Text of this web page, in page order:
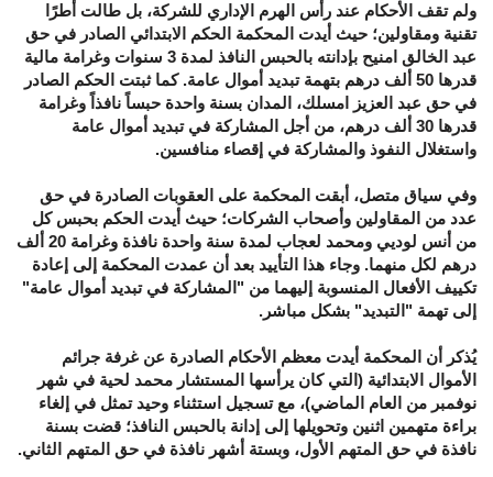
ولم تقف الأحكام عند رأس الهرم الإداري للشركة، بل طالت أطرًا
تقنية ومقاولين؛ حيث أيدت المحكمة الحكم الابتدائي الصادر في حق
عبد الخالق امنيح بإدانته بالحبس النافذ لمدة 3 سنوات وغرامة مالية
قدرها 50 ألف درهم بتهمة تبديد أموال عامة. كما ثبتت الحكم الصادر
في حق عبد العزيز امسلك، المدان بسنة واحدة حبساً نافذاً وغرامة
قدرها 30 ألف درهم، من أجل المشاركة في تبديد أموال عامة
واستغلال النفوذ والمشاركة في إقصاء منافسين.
وفي سياق متصل، أبقت المحكمة على العقوبات الصادرة في حق
عدد من المقاولين وأصحاب الشركات؛ حيث أيدت الحكم بحبس كل
من أنس لوديي ومحمد لعجاب لمدة سنة واحدة نافذة وغرامة 20 ألف
درهم لكل منهما. وجاء هذا التأييد بعد أن عمدت المحكمة إلى إعادة
تكييف الأفعال المنسوبة إليهما من "المشاركة في تبديد أموال عامة"
إلى تهمة "التبديد" بشكل مباشر.
يُذكر أن المحكمة أيدت معظم الأحكام الصادرة عن غرفة جرائم
الأموال الابتدائية (التي كان يرأسها المستشار محمد لحية في شهر
نوفمبر من العام الماضي)، مع تسجيل استثناء وحيد تمثل في إلغاء
براءة متهمين اثنين وتحويلها إلى إدانة بالحبس النافذ؛ قضت بسنة
نافذة في حق المتهم الأول، وبستة أشهر نافذة في حق المتهم الثاني.